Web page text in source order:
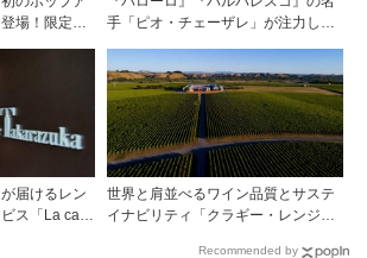
場！限定キ
手「ピオ・チェーザレ」が注力し
畑）”シリーズ！
届けるレン
ス「La cave
世界と肩並べるワイン品質とサステ
イナビリティ「クラギー・レンジ」
Recommended by